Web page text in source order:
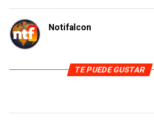
Notifalcon
TE PUEDE GUSTAR